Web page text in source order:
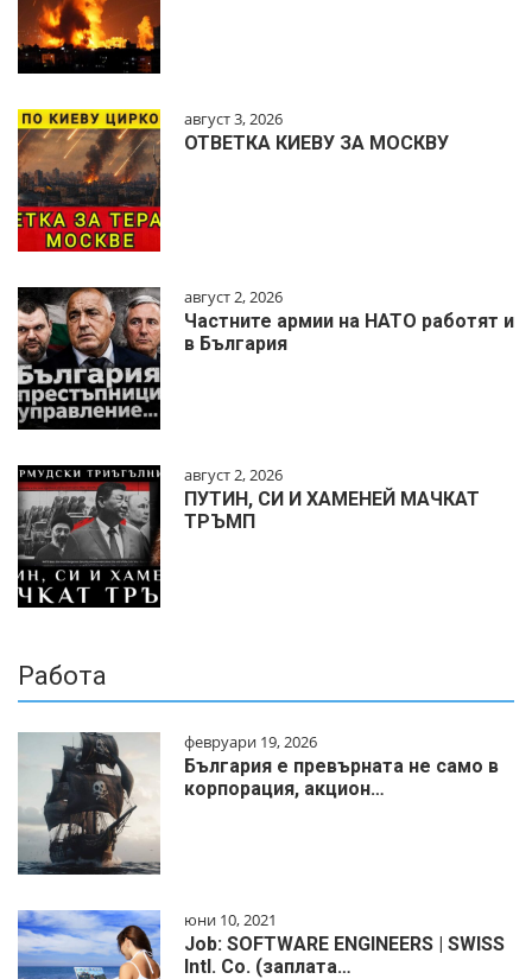
август 3, 2026
ОТВЕТКА КИЕВУ ЗА МОСКВУ
август 2, 2026
Частните армии на НАТО работят и
в България
август 2, 2026
ПУТИН, СИ И ХАМЕНЕЙ МАЧКАТ
ТРЪМП
Работа
февруари 19, 2026
България е превърната не само в
корпорация, акцион…
юни 10, 2021
Job: SOFTWARE ENGINEERS | SWISS
Intl. Co. (заплата…